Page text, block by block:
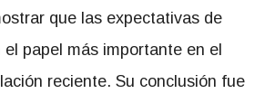
que las expectativas de
papel más importante en el
reciente. Su conclusión fue